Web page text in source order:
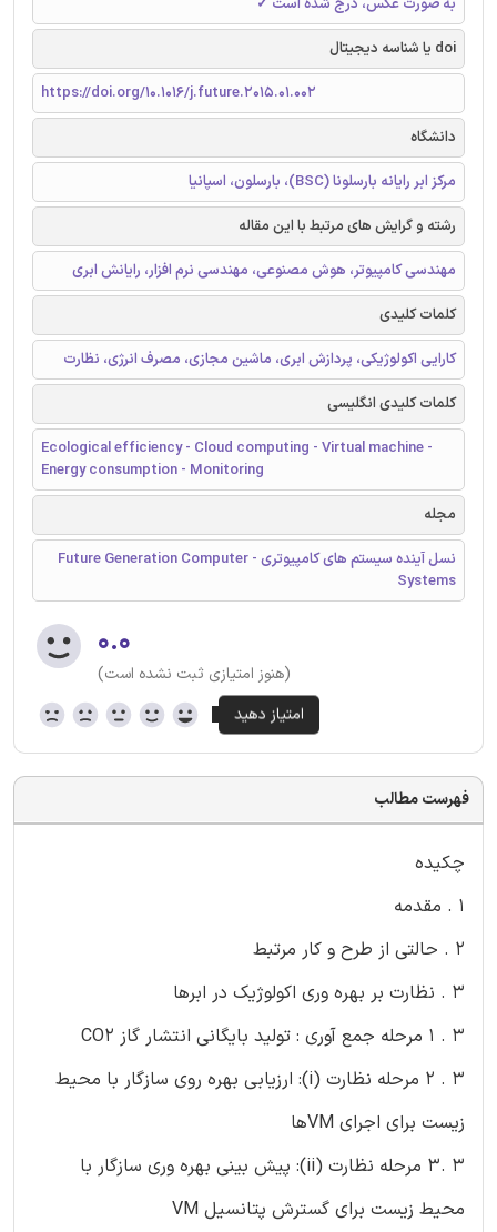
doi یا شناسه دیجیتال
https://doi.org/10.1016/j.future.2015.01.002
دانشگاه
مرکز ابر رایانه بارسلونا (BSC)، بارسلون، اسپانیا
رشته و گرایش های مرتبط با این مقاله
مهندسی کامپیوتر، هوش مصنوعی، مهندسی نرم افزار، رایانش ابری
کلمات کلیدی
کارایی اکولوژیکی، پردازش ابری، ماشین مجازی، مصرف انرژی، نظارت
کلمات کلیدی انگلیسی
Ecological efficiency - Cloud computing - Virtual machine -
Energy consumption - Monitoring
مجله
نسل آینده سیستم های کامپیوتری - Future Generation Computer
Systems
۰.۰
(هنوز امتیازی ثبت نشده است)
فهرست مطالب
چکیده
1 . مقدمه
2 . حالتی از طرح و کار مرتبط
3 . نظارت بر بهره وری اکولوژیک در ابرها
3 . 1 مرحله جمع آوری : تولید بایگانی انتشار گاز CO2
3 . 2 مرحله نظارت (i): ارزیابی بهره روی سازگار با محیط
زیست برای اجرای VMها
3 .3 مرحله نظارت (ii): پیش بینی بهره وری سازگار با
محیط زیست برای گسترش پتانسیل VM